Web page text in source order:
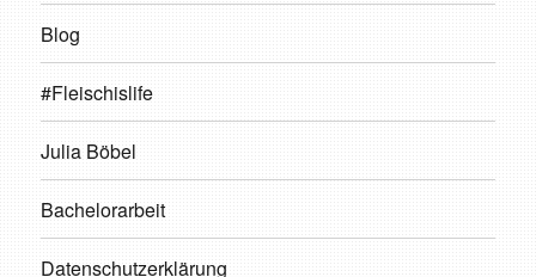
Blog
#Fleischislife
Julia Böbel
Bachelorarbeit
Datenschutzerklärung